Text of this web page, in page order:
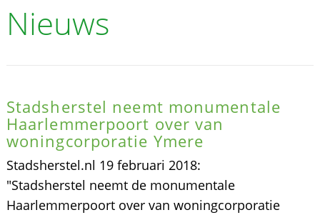
Nieuws
Stadsherstel neemt monumentale
Haarlemmerpoort over van
woningcorporatie Ymere
Stadsherstel.nl 19 februari 2018:
"Stadsherstel neemt de monumentale
Haarlemmerpoort over van woningcorporatie